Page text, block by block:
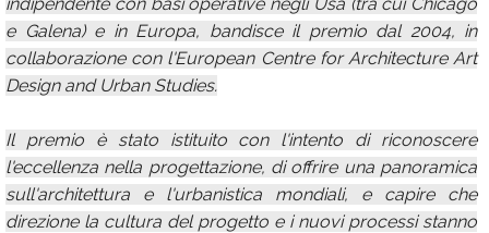
e Galena) e in Europa, bandisce il premio dal 2004, in
collaborazione con l'European Centre for Architecture Art
Design and Urban Studies.
Il premio è stato istituito con l'intento di riconoscere
l'eccellenza nella progettazione, di offrire una panoramica
sull'architettura e l'urbanistica mondiali, e capire che
direzione la cultura del progetto e i nuovi processi stanno